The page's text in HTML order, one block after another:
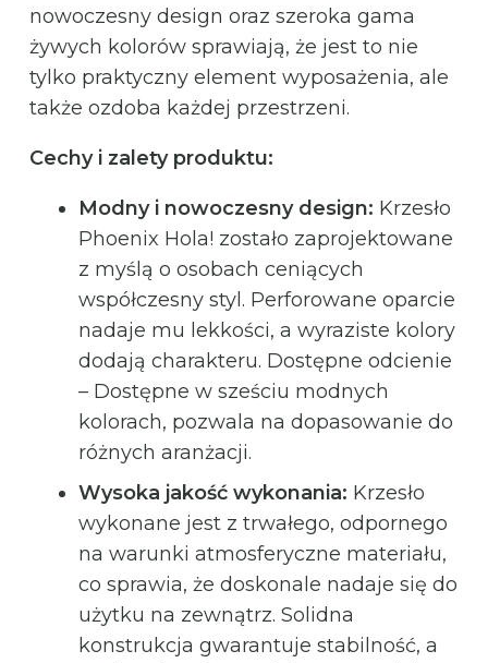
nowoczesny design oraz szeroka gama
żywych kolorów sprawiają, że jest to nie
tylko praktyczny element wyposażenia, ale
także ozdoba każdej przestrzeni.
Cechy i zalety produktu:
Modny i nowoczesny design: Krzesło
Phoenix Hola! zostało zaprojektowane
z myślą o osobach ceniących
współczesny styl. Perforowane oparcie
nadaje mu lekkości, a wyraziste kolory
dodają charakteru. Dostępne odcienie
– Dostępne w sześciu modnych
kolorach, pozwala na dopasowanie do
różnych aranżacji.
Wysoka jakość wykonania: Krzesło
wykonane jest z trwałego, odpornego
na warunki atmosferyczne materiału,
co sprawia, że doskonale nadaje się do
użytku na zewnątrz. Solidna
konstrukcja gwarantuje stabilność, a